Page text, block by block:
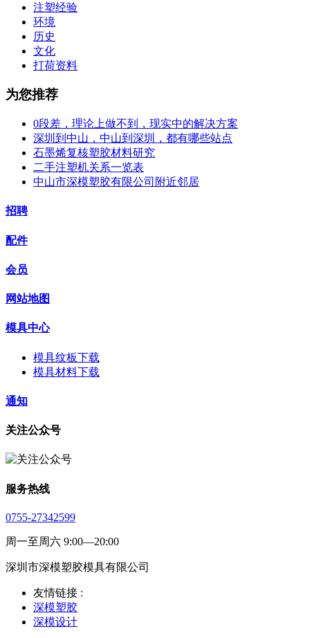
注塑经验
环境
历史
文化
打荷资料
为您推荐
0段差，理论上做不到，现实中的解决方案
深圳到中山，中山到深圳，都有哪些站点
石墨烯复核塑胶材料研究
二手注塑机关系一览表
中山市深模塑胶有限公司附近邻居
招聘
配件
会员
网站地图
模具中心
模具纹板下载
模具材料下载
通知
关注公众号
服务热线
0755-27342599
周一至周六 9:00—20:00
深圳市深模塑胶模具有限公司
友情链接 :
深模塑胶
深模设计